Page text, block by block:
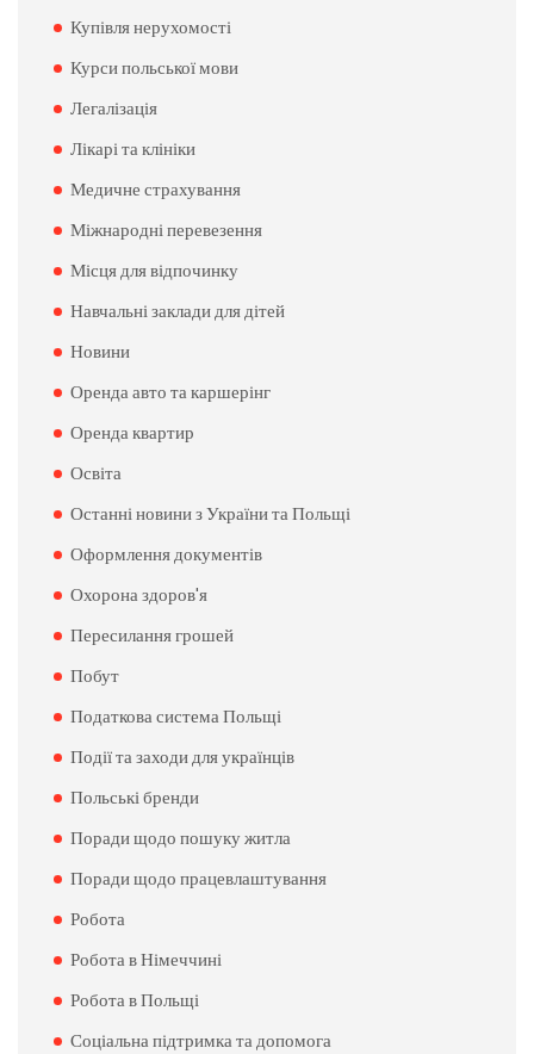
Купівля нерухомості
Курси польської мови
Легалізація
Лікарі та клініки
Медичне страхування
Міжнародні перевезення
Місця для відпочинку
Навчальні заклади для дітей
Новини
Оренда авто та каршерінг
Оренда квартир
Освіта
Останні новини з України та Польщі
Оформлення документів
Охорона здоров'я
Пересилання грошей
Побут
Податкова система Польщі
Події та заходи для українців
Польські бренди
Поради щодо пошуку житла
Поради щодо працевлаштування
Робота
Робота в Німеччині
Робота в Польщі
Соціальна підтримка та допомога